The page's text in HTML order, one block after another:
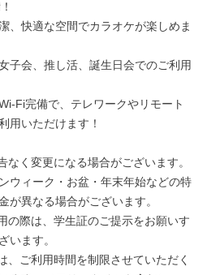
、快適な空間でカラオケが楽しめま
子会、推し活、誕生日会でのご利用
Fi完備で、テレワークやリモート
用いただけます！
なく変更になる場合がございます。
ウィーク・お盆・年末年始などの特
が異なる場合がございます。
の際は、学生証のご提示をお願いす
います。
、ご利用時間を制限させていただく